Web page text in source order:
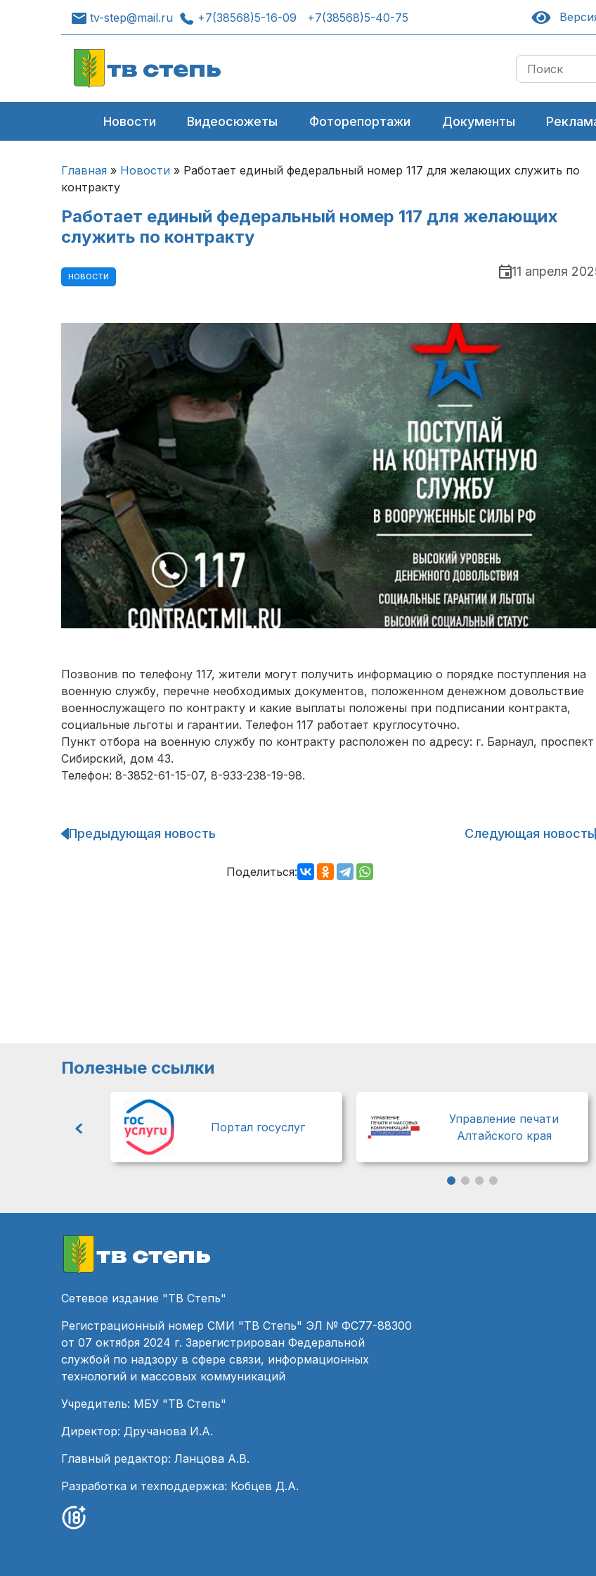
tv-step@mail.ru +7(38568)5-16-09 +7(38568)5-40-75
тв степь
Новости Видеосюжеты Фоторепортажи Документы
Главная » Новости » Работает единый федеральный номер 117 для желающих служить по
контракту
Работает единый федеральный номер 117 для желающих
служить по контракту
НОВОСТИ 11 апреля
Позвонив по телефону 117, жители могут получить информацию о порядке поступления на
военную службу, перечне необходимых документов, положенном денежном довольствие
военнослужащего по контракту и какие выплаты положены при подписании контракта,
социальные льготы и гарантии. Телефон 117 работает круглосуточно.
Пункт отбора на военную службу по контракту расположен по адресу: г. Барнаул, проспект
Сибирский, дом 43.
Телефон: 8-3852-61-15-07, 8-933-238-19-98.
Навигация
Предыдующая новость Следующая новость
Поделиться:
Полезные ссылки
Портал госуслуг
Управление печати
Алтайского края
тв степь
Сетевое издание "ТВ Степь"
Регистрационный номер СМИ "ТВ Степь" ЭЛ № ФС77-88300
от 07 октября 2024 г. Зарегистрирован Федеральной
службой по надзору в сфере связи, информационных
технологий и массовых коммуникаций
Учредитель: МБУ "ТВ Степь"
Директор: Дручанова И.А.
Главный редактор: Ланцова А.В.
Разработка и техподдержка: Кобцев Д.А.